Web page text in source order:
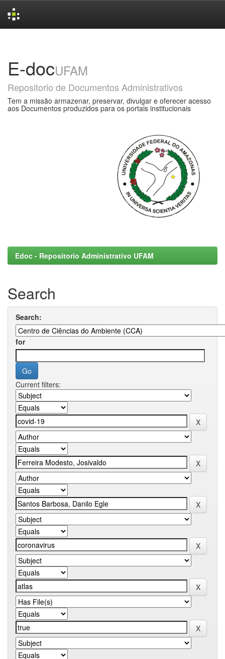
E-docUFAM
Repositorio de Documentos Administrativos
Tem a missão armazenar, preservar, divulgar e oferecer acesso
aos Documentos produzidos para os portais institucionais
Edoc - Repositorio Administrativo UFAM
Search
Search:
for
Current filters: